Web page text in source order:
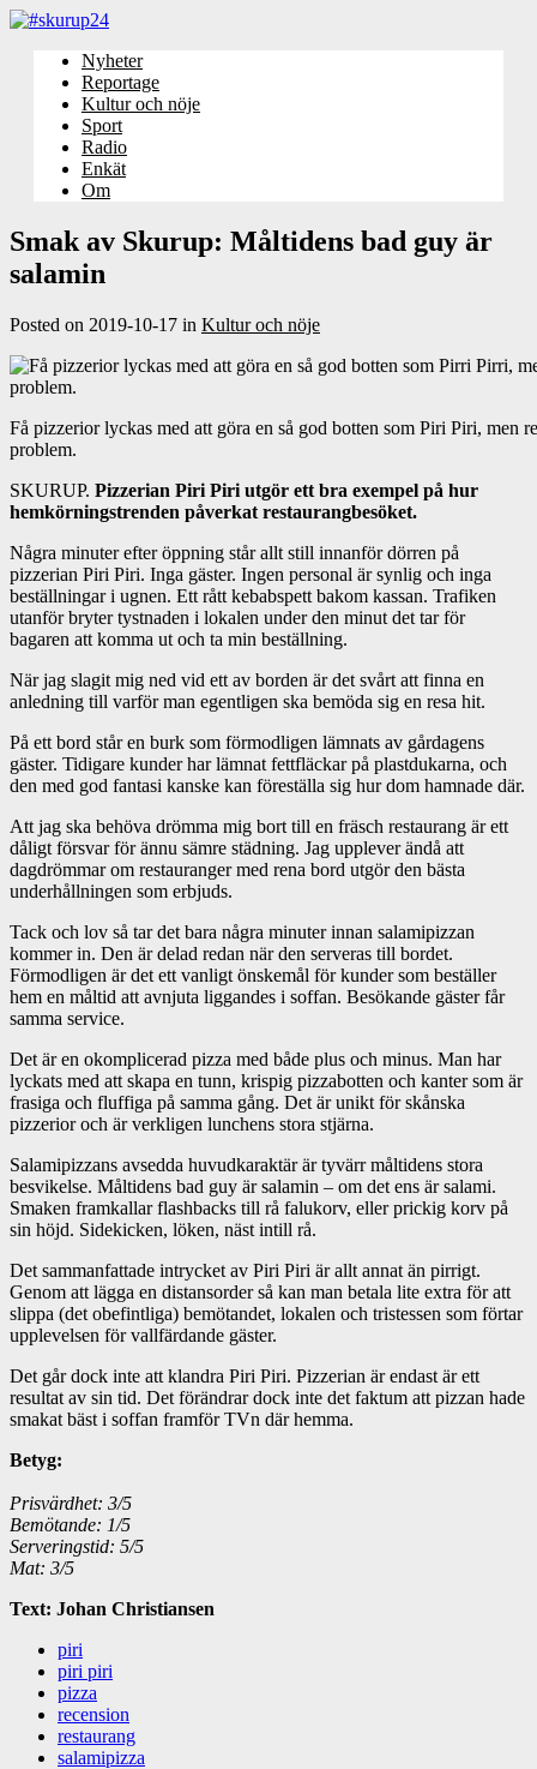
Nyheter
Reportage
Kultur och nöje
Sport
Radio
Enkät
Om
Smak av Skurup: Måltidens bad guy är
salamin
Posted on 2019-10-17 in Kultur och nöje
Få pizzerior lyckas med att göra en så god botten som Piri Piri, men
problem.
SKURUP. Pizzerian Piri Piri utgör ett bra exempel på hur
hemkörningstrenden påverkat restaurangbesöket.
Några minuter efter öppning står allt still innanför dörren på
pizzerian Piri Piri. Inga gäster. Ingen personal är synlig och inga
beställningar i ugnen. Ett rått kebabspett bakom kassan. Trafiken
utanför bryter tystnaden i lokalen under den minut det tar för
bagaren att komma ut och ta min beställning.
När jag slagit mig ned vid ett av borden är det svårt att finna en
anledning till varför man egentligen ska bemöda sig en resa hit.
På ett bord står en burk som förmodligen lämnats av gårdagens
gäster. Tidigare kunder har lämnat fettfläckar på plastdukarna, och
den med god fantasi kanske kan föreställa sig hur dom hamnade där.
Att jag ska behöva drömma mig bort till en fräsch restaurang är ett
dåligt försvar för ännu sämre städning. Jag upplever ändå att
dagdrömmar om restauranger med rena bord utgör den bästa
underhållningen som erbjuds.
Tack och lov så tar det bara några minuter innan salamipizzan
kommer in. Den är delad redan när den serveras till bordet.
Förmodligen är det ett vanligt önskemål för kunder som beställer
hem en måltid att avnjuta liggandes i soffan. Besökande gäster får
samma service.
Det är en okomplicerad pizza med både plus och minus. Man har
lyckats med att skapa en tunn, krispig pizzabotten och kanter som är
frasiga och fluffiga på samma gång. Det är unikt för skånska
pizzerior och är verkligen lunchens stora stjärna.
Salamipizzans avsedda huvudkaraktär är tyvärr måltidens stora
besvikelse. Måltidens bad guy är salamin – om det ens är salami.
Smaken framkallar flashbacks till rå falukorv, eller prickig korv på
sin höjd. Sidekicken, löken, näst intill rå.
Det sammanfattade intrycket av Piri Piri är allt annat än pirrigt.
Genom att lägga en distansorder så kan man betala lite extra för att
slippa (det obefintliga) bemötandet, lokalen och tristessen som förtar
upplevelsen för vallfärdande gäster.
Det går dock inte att klandra Piri Piri. Pizzerian är endast är ett
resultat av sin tid. Det förändrar dock inte det faktum att pizzan hade
smakat bäst i soffan framför TVn där hemma.
Betyg:
Prisvärdhet: 3/5
Bemötande: 1/5
Serveringstid: 5/5
Mat: 3/5
Text: Johan Christiansen
piri
piri piri
pizza
recension
restaurang
salamipizza